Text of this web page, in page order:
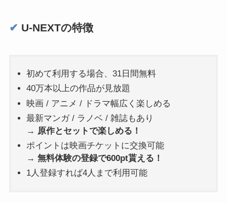
✔︎ U-NEXTの特徴
初めて利用する場合、31日間無料
40万本以上の作品が見放題
映画 / アニメ / ドラマ幅広く楽しめる
最新マンガ / ラノベ / 雑誌もあり
→ 原作とセットで楽しめる！
ポイントは映画チケットに交換可能
→ 無料体験の登録で600pt貰える！
1人登録すれば4人まで利用可能